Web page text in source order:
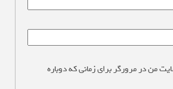
من در مرورگر برای زمانی که دوباره